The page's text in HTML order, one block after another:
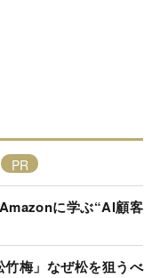
に学ぶ“AI顧客
梅」なぜ松を狙うべ